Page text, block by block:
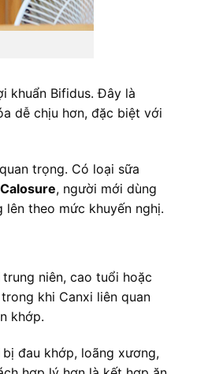
khuẩn Bifidus. Đây là
dễ chịu hơn, đặc biệt với
trọng. Có loại sữa
Calosure, người mới dùng
theo mức khuyến nghị.
niên, cao tuổi hoặc
khi Canxi liên quan
khớp.
đau khớp, loãng xương,